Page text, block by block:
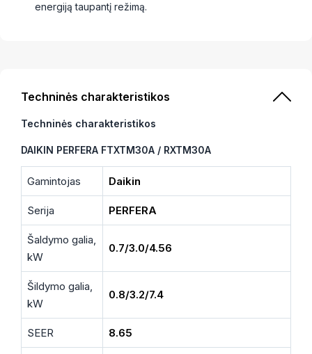
energiją taupantį režimą.
Techninės charakteristikos
Techninės charakteristikos
DAIKIN PERFERA FTXTM30A / RXTM30A
Gamintojas Daikin
Serija PERFERA
Šaldymo galia,
kW
0.7/3.0/4.56
Šildymo galia,
kW
0.8/3.2/7.4
SEER 8.65